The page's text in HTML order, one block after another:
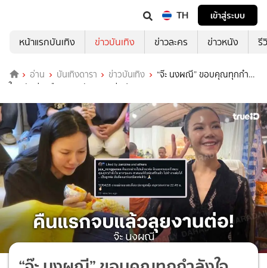
TH
เข้าสู่ระบบ
หน้าแรกบันเทิง
ข่าวบันเทิง ข่าวละคร ข่าวหนัง รี
อ่าน บันเทิงดารา ข่าวบันเทิง
“จ๊ะ นงผณี” ขอบคุณทุกกำลัง
ใจ หลังผ่านคืนแรกอาลัย “คุณพ่อประดิษฐ”